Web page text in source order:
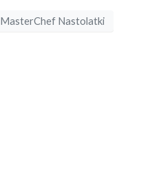
MasterChef Nastolatki